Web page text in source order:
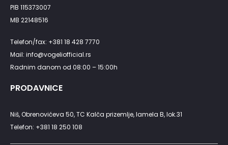
PIB 115373007
MB 22148516
Telefon/fax: +381 18 428 7770
Mail: info@vogeliofficial.rs
Radnim danom od 08:00 – 15:00h
PRODAVNICE
Niš, Obrenovićeva 50, TC Kalča prizemlje, lamela B, lok.31
Telefon: +381 18 250 108